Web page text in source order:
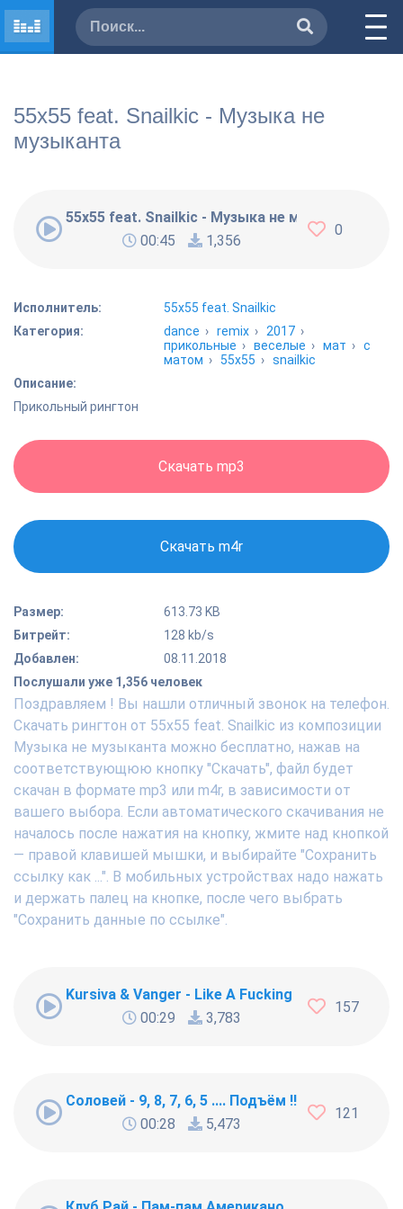
55x55 feat. Snailkic - Музыка не
музыканта
55x55 feat. Snailkic - Музыка не музыканта
00:45
1,356
0
Исполнитель:
55x55 feat. Snailkic
Категория:
dance ›remix › 2017 ›
прикольные ›веселые ›мат ›с
матом › 55x55 ›snailkic
Описание:
Прикольный рингтон
Скачать mp3
Скачать m4r
Размер:
613.73 KB
Битрейт:
128 kb/s
Добавлен:
08.11.2018
Послушали уже 1,356 человек
Поздравляем ! Вы нашли отличный звонок на телефон.
Скачать рингтон от 55x55 feat. Snailkic из композиции
Музыка не музыканта можно бесплатно, нажав на
соответствующюю кнопку "Скачать", файл будет
скачан в формате mp3 или m4r, в зависимости от
вашего выбора. Если автоматического скачивания не
началось после нажатия на кнопку, жмите над кнопкой
— правой клавишей мышки, и выбирайте "Сохранить
ссылку как ...". В мобильных устройствах надо нажать
и держать палец на кнопке, после чего выбрать
"Сохранить данные по ссылке".
Kursiva & Vanger - Like A Fucking Newbie
00:29
3,783
157
Соловей - 9, 8, 7, 6, 5 .... Подъём !!!
00:28
5,473
121